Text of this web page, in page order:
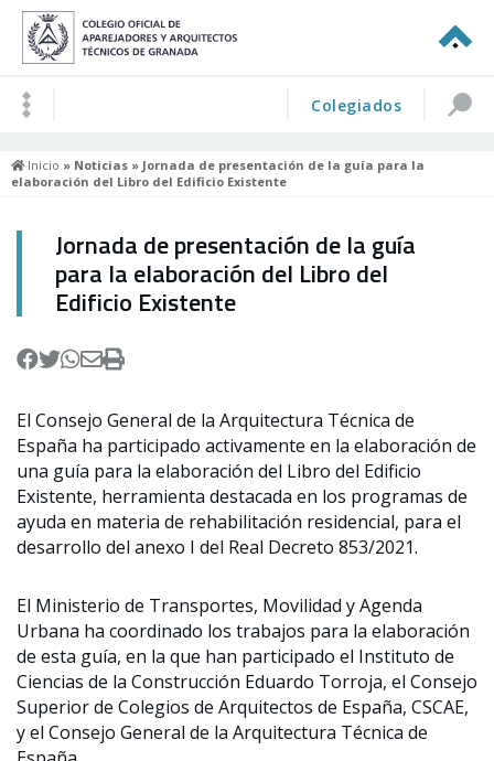
Colegiados
Inicio » Noticias » Jornada de presentación de la guía para la
elaboración del Libro del Edificio Existente
Jornada de presentación de la guía
para la elaboración del Libro del
Edificio Existente
El Consejo General de la Arquitectura Técnica de
España ha participado activamente en la elaboración de
una guía para la elaboración del Libro del Edificio
Existente, herramienta destacada en los programas de
ayuda en materia de rehabilitación residencial, para el
desarrollo del anexo I del Real Decreto 853/2021.
El Ministerio de Transportes, Movilidad y Agenda
Urbana ha coordinado los trabajos para la elaboración
de esta guía, en la que han participado el Instituto de
Ciencias de la Construcción Eduardo Torroja, el Consejo
Superior de Colegios de Arquitectos de España, CSCAE,
y el Consejo General de la Arquitectura Técnica de